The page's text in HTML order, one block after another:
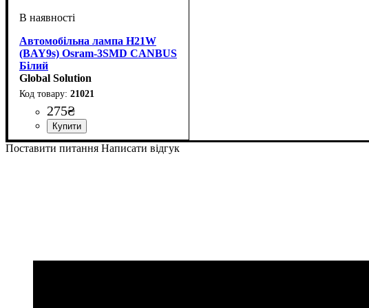
Автомобільна лампа H21W
(BAY9s) Osram-3SMD CANBUS
Білий
Global Solution
21021
275₴
Колір:: Білий
Поставити питання Написати відгук